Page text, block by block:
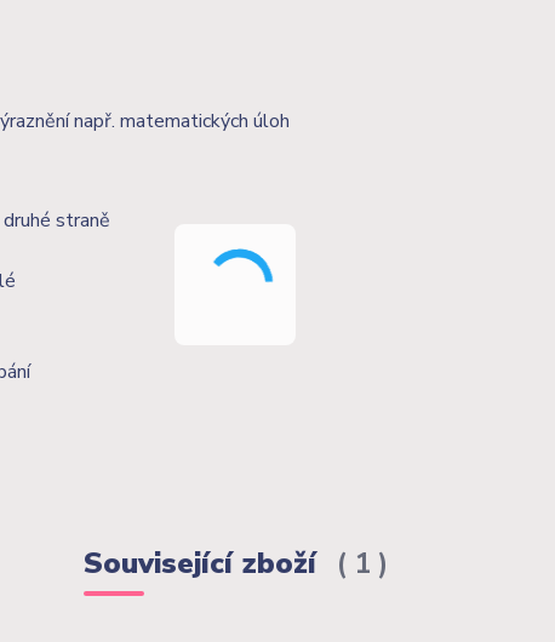
např. matematických úloh
straně
Související zboží 1